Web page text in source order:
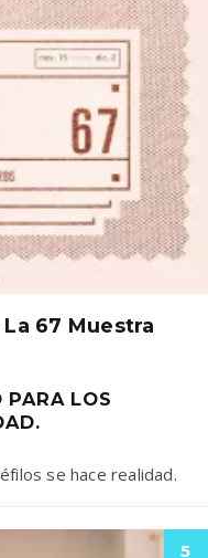
67 Muestra
PARA LOS
se hace realidad.
5